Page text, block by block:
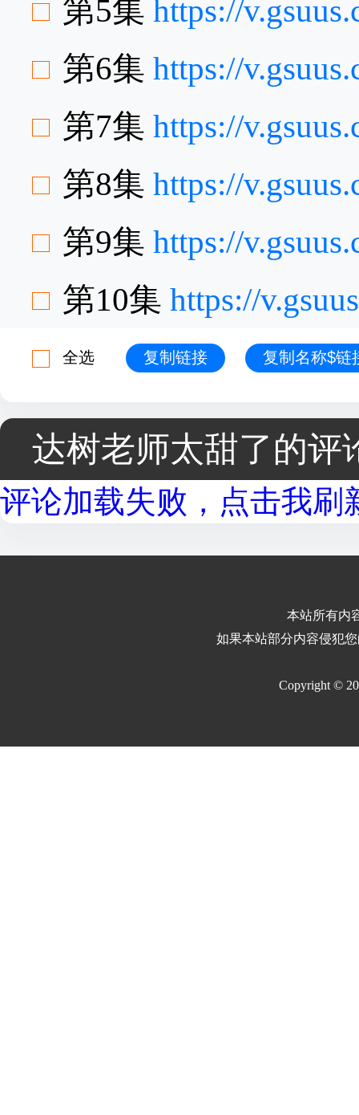
第5集 https://
第6集 https://
第7集 https://
第8集 https://
第9集 https://
第10集 https://
全选 复制链接 复制名称$链
达树老师太甜了的评
评论加载失败，点击我刷
本站所有内
如果本站部分内容侵犯
Copyright ©